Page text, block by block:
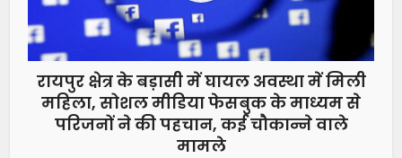
रायपुर क्षेत्र के बड़ासी में घायल अवस्था में मिली
महिला, सोशल मीडिया फेसबुक के माध्यम से
परिजनों ने की पहचान, कई चौकान्ने वाले
मामले